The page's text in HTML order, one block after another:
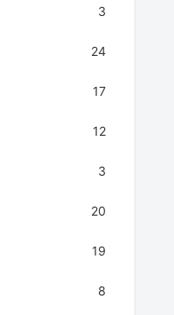
3
24
17
12
3
20
19
8